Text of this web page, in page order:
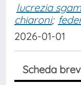
lucrezia
chiaroni;
2026-01-01
Scheda